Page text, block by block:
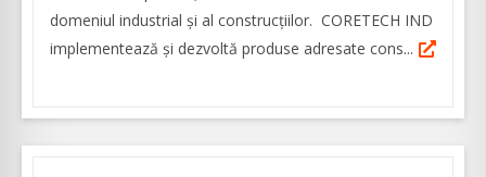
domeniul industrial şi al construcţiilor. CORETECH IND
implementează și dezvoltă produse adresate cons...